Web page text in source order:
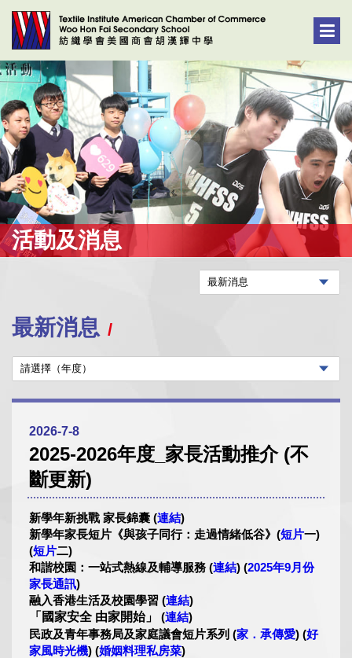
活動及消息
最新消息
2026-7-8
2025-2026年度_家長活動推介 (不
斷更新)
新學年新挑戰 家長錦囊 (連結)
新學年家長短片《與孩子同行：走過情緒低谷》 (短片一)
(短片二)
和諧校園：一站式熱線及輔導服務 (連結) (2025年9月份
家長通訊)
融入香港生活及校園學習 (連結)
「國家安全 由家開始」
(連結)
民政及青年事務局及家庭議會短片系列 (家．承傳愛) (好
家風時光機) (婚姻料理私房菜)